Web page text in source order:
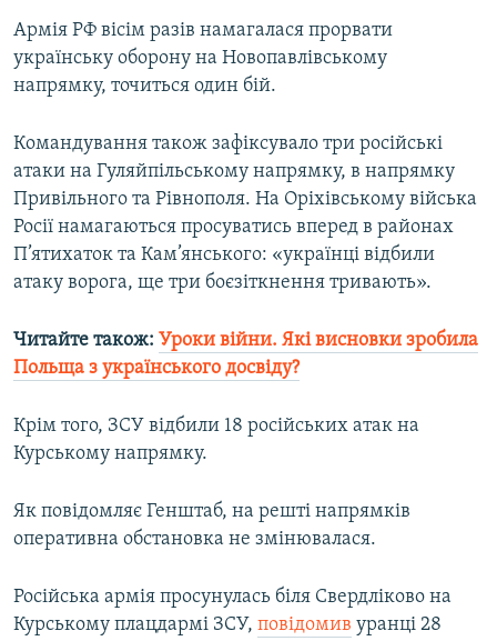
Армія РФ вісім разів намагалася прорвати
українську оборону на Новопавлівському
напрямку, точиться один бій.
Командування також зафіксувало три російські
атаки на Гуляйпільському напрямку, в напрямку
Привільного та Рівнополя. На Оріхівському війська
Росії намагаються просуватись вперед в районах
П’ятихаток та Кам’янського: «українці відбили
атаку ворога, ще три боєзіткнення тривають».
Читайте також: Уроки війни. Які висновки зробила
Польща з українського досвіду?
Крім того, ЗСУ відбили 18 російських атак на
Курському напрямку.
Як повідомляє Генштаб, на решті напрямків
оперативна обстановка не змінювалася.
Російська армія просунулась біля Свердліково на
Курському плацдармі ЗСУ, повідомив уранці 28